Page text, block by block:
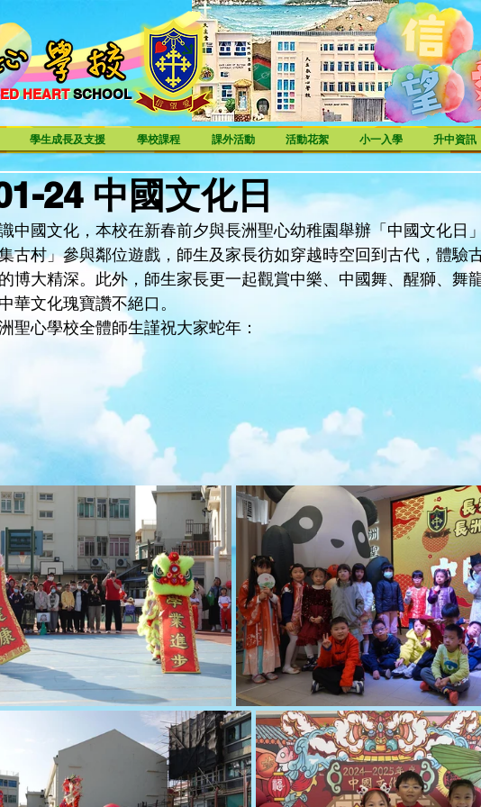
HEART SCHOOL
HEARTSCHOOL
學生成長及支援 學校課程 課外活動 活動花絮 小一入學 升中資訊
24 中國文化日
中國文化，本校在新春前夕與長洲聖心幼稚園舉辦「中國文化日
古村」參與鄰位遊戲，師生及家長彷如穿越時空回到古代，體驗
博大精深。此外，師生家長更一起觀賞中樂、中國舞、醒獅、舞
華文化瑰寶讚不絕口。
聖心學校全體師生謹祝大家蛇年：